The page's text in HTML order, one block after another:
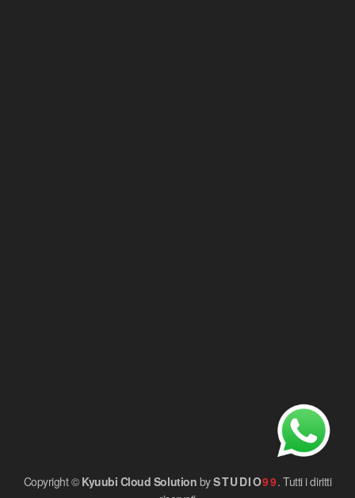
Copyright © Kyuubi Cloud Solution bySTUDIO99. Tutti i diritti